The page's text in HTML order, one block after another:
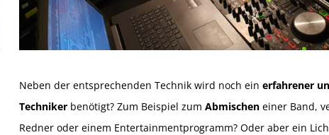
Neben der entsprechenden Technik wird noch ein erfahrener
Techniker benötigt? Zum Beispiel zum Abmischen einer Band,
Redner oder einem Entertainmentprogramm? Oder aber ein